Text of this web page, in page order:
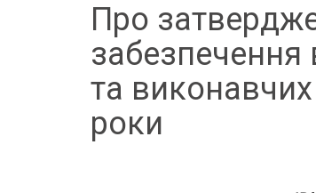
Про
забезпечення
та
роки